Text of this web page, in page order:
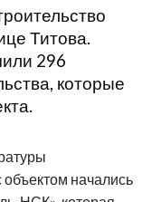
Титова.
296
которые
начались